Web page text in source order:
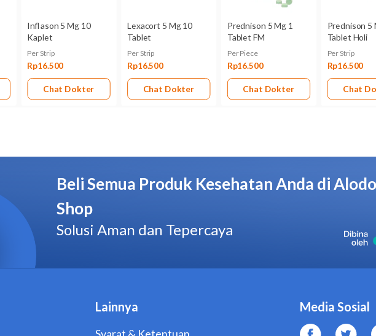
Kategori C: Studi pada binatang percobaan memperlihatkan
terhadap janin, tetapi belum ada studi terkontrol pada wanita
Obat hanya boleh digunakan jika besarnya manfaat yang
risiko terhadap janin.
Trimester pertama kehamilan
untuk mengatasi situasi yang mengancam nyawa.
Prednisolone yang terkandung dalam Lupred 5 mg Tablet
Bentuk obat
Strip @ 10 tablet